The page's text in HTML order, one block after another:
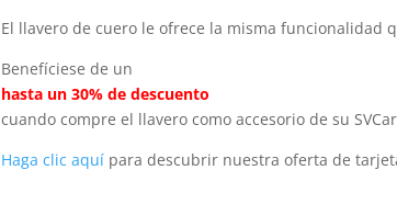
El llavero de cuero le ofrece la misma funcionalidad
Benefíciese de un
hasta un 30% de descuento
cuando compre el llavero como accesorio de su
Haga clic aquípara descubrir nuestra oferta de